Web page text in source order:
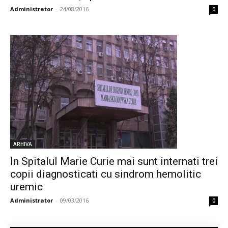
Administrator - 24/08/2016 0
ARHIVA
In Spitalul Marie Curie mai sunt internati trei
copii diagnosticati cu sindrom hemolitic
uremic
Administrator - 09/03/2016 0